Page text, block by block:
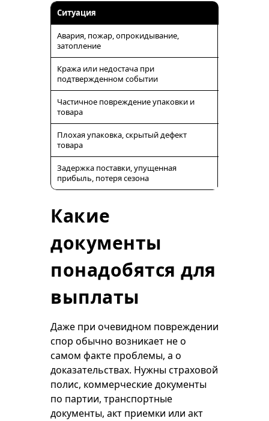
Ситуация
Авария, пожар, опрокидывание,
затопление
Кража или недостача при
подтвержденном событии
Частичное повреждение упаковки и
товара
Плохая упаковка, скрытый дефект
товара
Задержка поставки, упущенная
прибыль, потеря сезона
Какие
документы
понадобятся для
выплаты
Даже при очевидном повреждении
спор обычно возникает не о
самом факте проблемы, а о
доказательствах. Нужны страховой
полис, коммерческие документы
по партии, транспортные
документы, акт приемки или акт